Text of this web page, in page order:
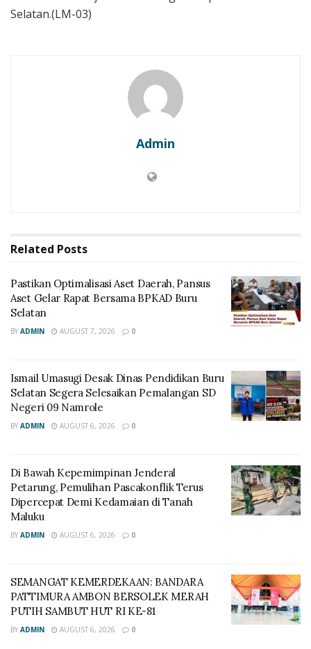
Selatan.(LM-03)
Admin
Related Posts
Pastikan Optimalisasi Aset Daerah, Pansus
Aset Gelar Rapat Bersama BPKAD Buru
Selatan
BY ADMIN AUGUST 7, 2026 0
Ismail Umasugi Desak Dinas Pendidikan Buru
Selatan Segera Selesaikan Pemalangan SD
Negeri 09 Namrole
BY ADMIN AUGUST 6, 2026 0
Di Bawah Kepemimpinan Jenderal
Petarung, Pemulihan Pascakonflik Terus
Dipercepat Demi Kedamaian di Tanah
Maluku
BY ADMIN AUGUST 6, 2026 0
SEMANGAT KEMERDEKAAN: BANDARA
PATTIMURA AMBON BERSOLEK MERAH
PUTIH SAMBUT HUT RI KE-81
BY ADMIN AUGUST 6, 2026 0